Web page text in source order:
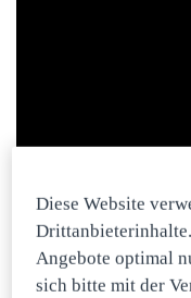
JETZT
Diese Website
Angebote optimal
sich bitte mit der